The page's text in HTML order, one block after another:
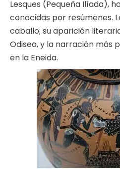
Lesques (Pequeña Ilíada),
conocidas por resúmenes.
caballo; su aparición
Odisea, y la narración más
en la Eneida.